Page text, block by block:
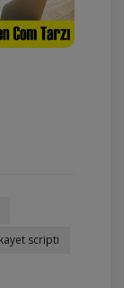
scripti